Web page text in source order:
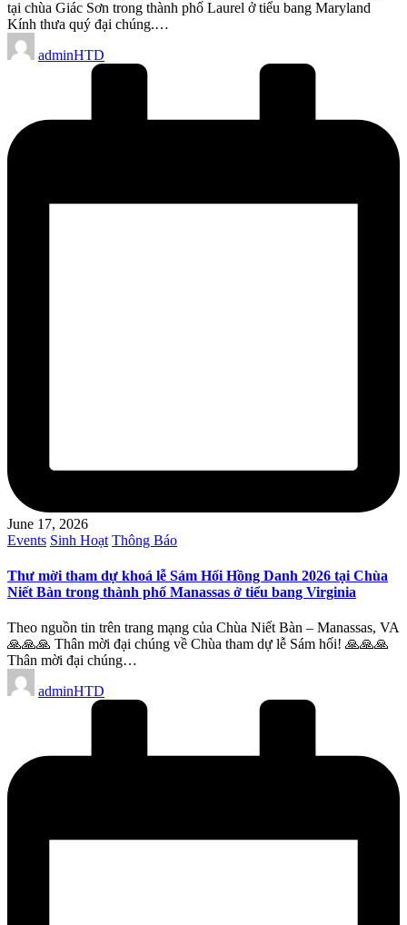
tại chùa Giác Sơn trong thành phố Laurel ở tiểu bang Maryland
Kính thưa quý đại chúng.…
Posted
by
adminHTD
June 17, 2026
Posted
Events Sinh Hoạt Thông Báo
Thư mời tham dự khoá lễ Sám Hối Hồng Danh 2026 tại Chùa
Niết Bàn trong thành phố Manassas ở tiểu bang Virginia
Theo nguồn tin trên trang mạng của Chùa Niết Bàn – Manassas, VA
🙏🙏🙏 Thân mời đại chúng về Chùa tham dự lễ Sám hối! 🙏🙏🙏
Thân mời đại chúng…
Posted
by
adminHTD